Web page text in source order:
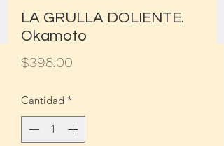
LA GRULLA DOLIENTE.
Okamoto
$398.00
Cantidad *